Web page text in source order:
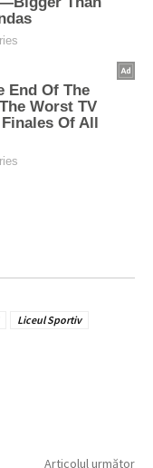
Liceul Sportiv
Articolul următor